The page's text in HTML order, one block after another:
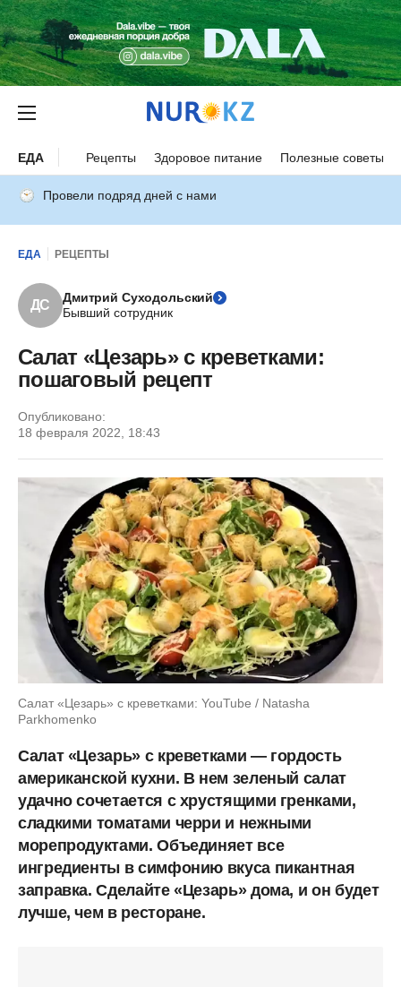
ЕДА Рецепты Здоровое питание Полезные советы
Провели подряд дней с нами
ЕДА РЕЦЕПТЫ
ДС
Дмитрий Суходольский
Бывший сотрудник
Салат «Цезарь» с креветками:
пошаговый рецепт
Опубликовано:
18 февраля 2022, 18:43
Салат «Цезарь» с креветками: YouTube / Natasha
Parkhomenko
Салат «Цезарь» с креветками — гордость
американской кухни. В нем зеленый салат
удачно сочетается с хрустящими гренками,
сладкими томатами черри и нежными
морепродуктами. Объединяет все
ингредиенты в симфонию вкуса пикантная
заправка. Сделайте «Цезарь» дома, и он будет
лучше, чем в ресторане.